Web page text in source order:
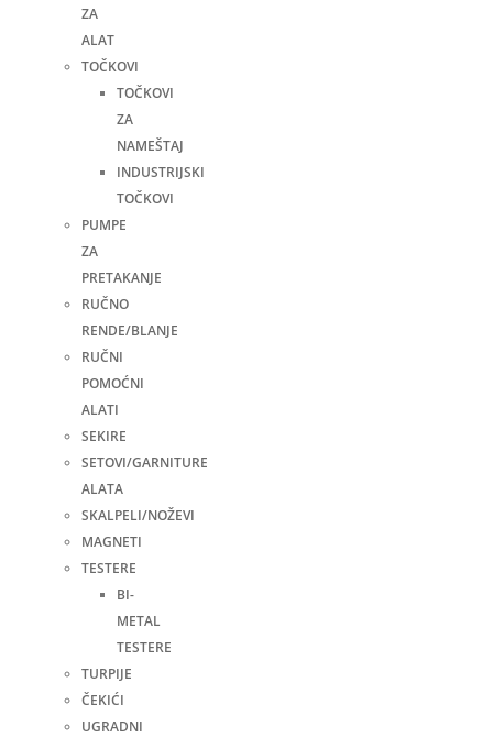
ZA
ALAT
TOČKOVI
TOČKOVI
ZA
NAMEŠTAJ
INDUSTRIJSKI
TOČKOVI
PUMPE
ZA
PRETAKANJE
RUČNO
RENDE/BLANJE
RUČNI
POMOĆNI
ALATI
SEKIRE
SETOVI/GARNITURE
ALATA
SKALPELI/NOŽEVI
MAGNETI
TESTERE
BI-
METAL
TESTERE
TURPIJE
ČEKIĆI
UGRADNI